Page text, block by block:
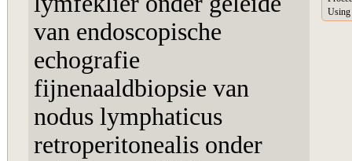
van endoscopische
echografie
fijnenaaldbiopsie van
nodus lymphaticus
retroperitonealis onder
Using